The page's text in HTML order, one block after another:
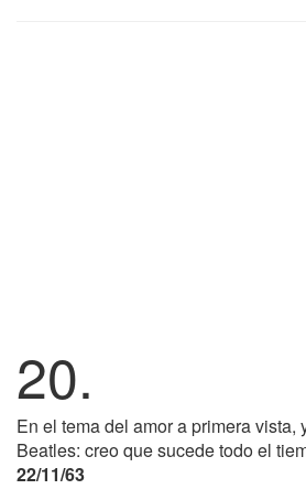
20.
En el tema del amor a primera vista,
Beatles: creo que sucede todo el
22/11/63